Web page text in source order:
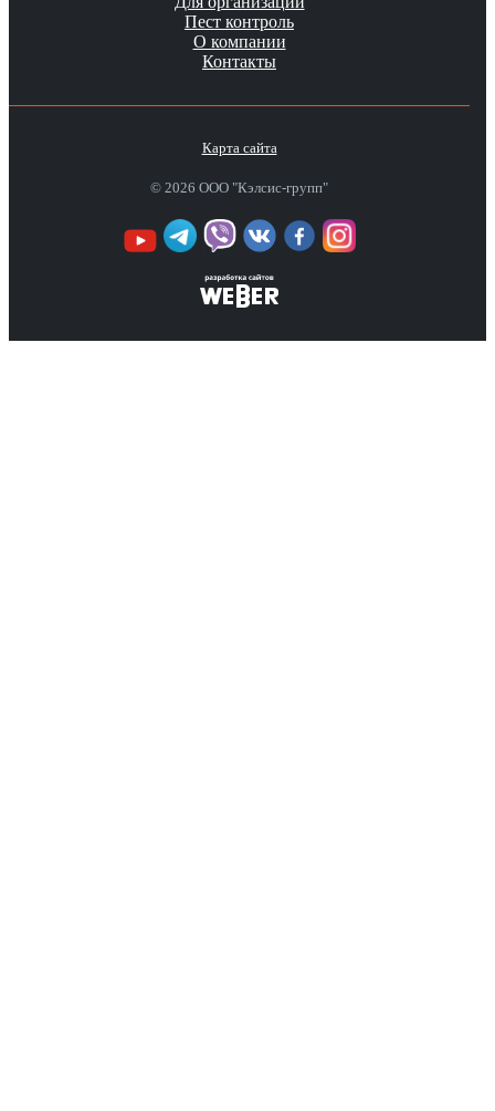
Пест контроль
О компании
Контакты
Карта сайта
© 2026 ООО "Кэлсис-групп"